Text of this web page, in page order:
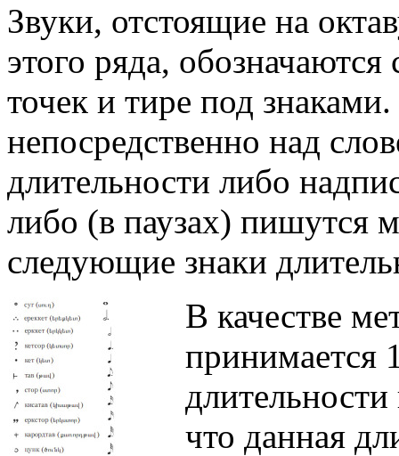
Звуки, отстоящие на
этого ряда,
точек и тире под
непосредственно над
длительности либо
либо (в паузах) пишутся
следующие знаки
В качестве
принимается
что данная